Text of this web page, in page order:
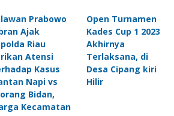
Prabowo
Ajak
Riau
Atensi
Kasus
Napi vs
Bidan,
Kecamatan
Open Turnamen
Kades Cup 1 2023
Akhirnya
Terlaksana, di
Desa Cipang kiri
Hilir